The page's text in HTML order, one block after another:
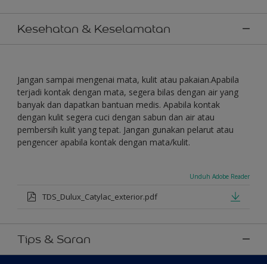
Kesehatan & Keselamatan
Jangan sampai mengenai mata, kulit atau pakaian.Apabila
terjadi kontak dengan mata, segera bilas dengan air yang
banyak dan dapatkan bantuan medis. Apabila kontak
dengan kulit segera cuci dengan sabun dan air atau
pembersih kulit yang tepat. Jangan gunakan pelarut atau
pengencer apabila kontak dengan mata/kulit.
Unduh Adobe Reader
TDS_Dulux_Catylac_exterior.pdf
Tips & Saran